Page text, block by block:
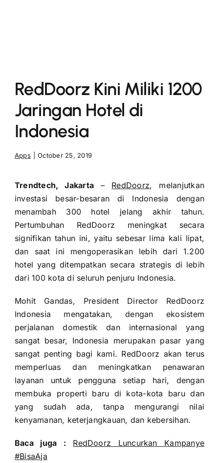
RedDoorz Kini Miliki 1200
Jaringan Hotel di
Indonesia
Apps October 25, 2019
Trendtech, Jakarta – RedDoorz, melanjutkan
investasi besar-besaran di Indonesia dengan
menambah 300 hotel jelang akhir tahun.
Pertumbuhan RedDoorz meningkat secara
signifikan tahun ini, yaitu sebesar lima kali lipat,
dan saat ini mengoperasikan lebih dari 1.200
hotel yang ditempatkan secara strategis di lebih
dari 100 kota di seluruh penjuru Indonesia.
Mohit Gandas, President Director RedDoorz
Indonesia mengatakan, dengan ekosistem
perjalanan domestik dan internasional yang
sangat besar, Indonesia merupakan pasar yang
sangat penting bagi kami. RedDoorz akan terus
memperluas dan meningkatkan penawaran
layanan untuk pengguna setiap hari, dengan
membuka properti baru di kota-kota baru dan
yang sudah ada, tanpa mengurangi nilai
kenyamanan, keterjangkauan, dan kebersihan.
Baca juga :
RedDoorz Luncurkan Kampanye
#BisaAja